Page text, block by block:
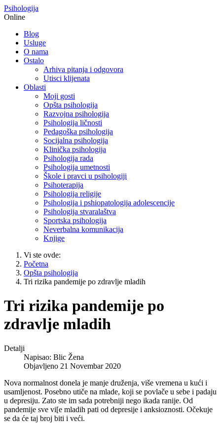
Psihologija
Online
Blog
Usluge
O nama
Ostalo
Arhiva pitanja i odgovora
Utisci klijenata
Oblasti
Moji gosti
Opšta psihologija
Razvojna psihologija
Psihologija ličnosti
Pedagoška psihologija
Socijalna psihologija
Klinička psihologija
Psihologija rada
Psihologija umetnosti
Škole i pravci u psihologiji
Psihoterapija
Psihologija religije
Psihologija i pshiopatologija adolescencije
Psihologija stvaralaštva
Sportska psihologija
Neverbalna komunikacija
Knjige
Vi ste ovde:
Početna
Opšta psihologija
Tri rizika pandemije po zdravlje mladih
Tri rizika pandemije po
zdravlje mladih
Detalji
Napisao: Blic Žena
Objavljeno 21 Novembar 2020
Nova normalnost donela je manje druženja, više vremena u kući i
usamljenost. Posebno utiče na mlade, koji se povlače u sebe i padaju
u depresiju. Zato ste im sada potrebniji nego ikada ranije. Od
pandemije sve vi[e mladih pati od depresije i anksioznosti. Očekuje
se da će taj broj biti i veći.